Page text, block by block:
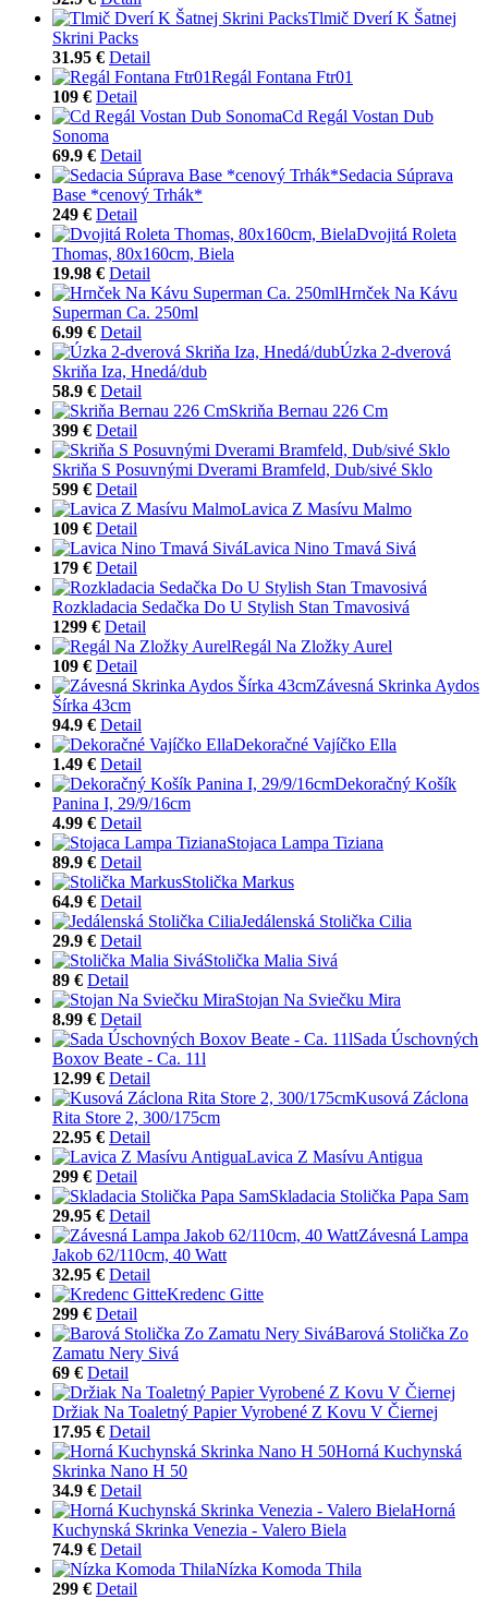
Tlmič Dverí K Šatnej
Skrini Packs
31.95 € Detail
Regál Fontana Ftr01
109 € Detail
Cd Regál Vostan Dub
Sonoma
69.9 € Detail
Sedacia Súprava
Base *cenový Trhák*
249 € Detail
Dvojitá Roleta
Thomas, 80x160cm, Biela
19.98 € Detail
Hrnček Na Kávu
Superman Ca. 250ml
6.99 € Detail
Úzka 2-dverová
Skriňa Iza, Hnedá/dub
58.9 € Detail
Skriňa Bernau 226 Cm
399 € Detail
Skriňa S Posuvnými Dverami Bramfeld, Dub/sivé Sklo
599 € Detail
Lavica Z Masívu Malmo
109 € Detail
Lavica Nino Tmavá Sivá
179 € Detail
Rozkladacia Sedačka Do U Stylish Stan Tmavosivá
1299 € Detail
Regál Na Zložky Aurel
109 € Detail
Závesná Skrinka Aydos
Šírka 43cm
94.9 € Detail
Dekoračné Vajíčko Ella
1.49 € Detail
Dekoračný Košík
Panina I, 29/9/16cm
4.99 € Detail
Stojaca Lampa Tiziana
89.9 € Detail
Stolička Markus
64.9 € Detail
Jedálenská Stolička Cilia
29.9 € Detail
Stolička Malia Sivá
89 € Detail
Stojan Na Sviečku Mira
8.99 € Detail
Sada Úschovných
Boxov Beate - Ca. 11l
12.99 € Detail
Kusová Záclona
Rita Store 2, 300/175cm
22.95 € Detail
Lavica Z Masívu Antigua
299 € Detail
Skladacia Stolička Papa Sam
29.95 € Detail
Závesná Lampa
Jakob 62/110cm, 40 Watt
32.95 € Detail
Kredenc Gitte
299 € Detail
Barová Stolička Zo
Zamatu Nery Sivá
69 € Detail
Držiak Na Toaletný Papier Vyrobené Z Kovu V Čiernej
17.95 € Detail
Horná Kuchynská
Skrinka Nano H 50
34.9 € Detail
Horná
Kuchynská Skrinka Venezia - Valero Biela
74.9 € Detail
Nízka Komoda Thila
299 € Detail